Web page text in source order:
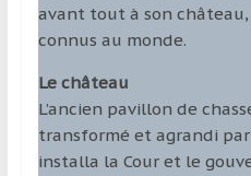
avant tout à son château,
connus au monde.
Le château
L’ancien pavillon de
transformé et agrandi par
installa la Cour et le